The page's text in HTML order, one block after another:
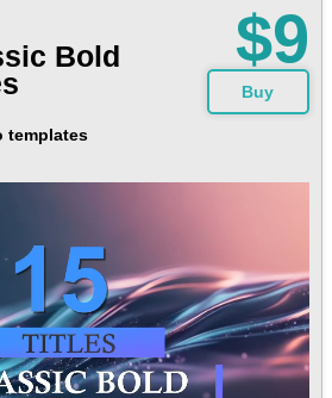
Bold
templates
$9
Buy